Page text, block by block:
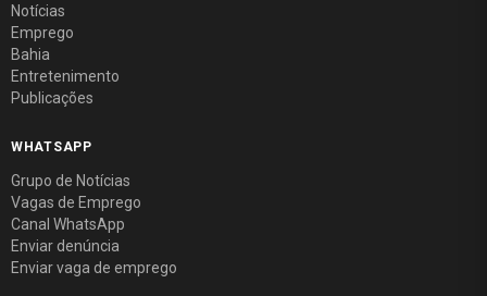
Notícias
Emprego
Bahia
Entretenimento
Publicações
WHATSAPP
Grupo de Notícias
Vagas de Emprego
Canal WhatsApp
Enviar denúncia
Enviar vaga de emprego